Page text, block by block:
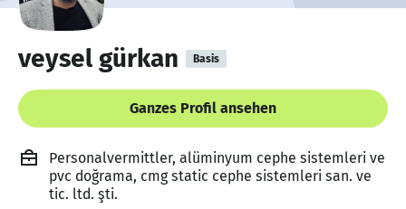
veysel gürkan Basis
Ganzes Profil ansehen
Personalvermittler, alüminyum cephe sistemleri ve
pvc doğrama, cmg static cephe sistemleri san. ve
tic. ltd. şti.